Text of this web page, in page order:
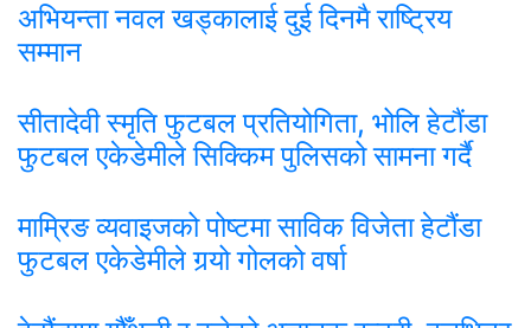
अभियन्ता नवल खड्कालाई दुई दिनमै राष्ट्रिय
सम्मान
सीतादेवी स्मृति फुटबल प्रतियोगिता, भोलि हेटौंडा
फुटबल एकेडेमीले सिक्किम पुलिसको सामना गर्दै
माम्रिङ व्यवाइजको पोष्टमा साविक विजेता हेटौंडा
फुटबल एकेडेमीले गर्‍यो गोलको वर्षा